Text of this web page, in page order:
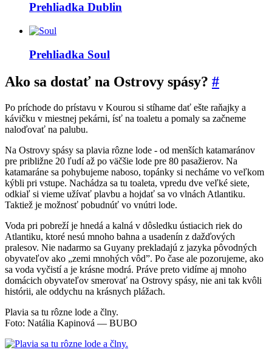
Prehliadka Dublin
Prehliadka Soul
Ako sa dostať na Ostrovy spásy? #
Po príchode do prístavu v Kourou si stíhame dať ešte raňajky a
kávičku v miestnej pekárni, ísť na toaletu a pomaly sa začneme
naloďovať na palubu.
Na Ostrovy spásy sa plavia rôzne lode - od menších katamaránov
pre približne 20 ľudí až po väčšie lode pre 80 pasažierov. Na
katamaráne sa pohybujeme naboso, topánky si necháme vo veľkom
kýbli pri vstupe. Nachádza sa tu toaleta, vpredu dve veľké siete,
odkiaľ si vieme užívať plavbu a hojdať sa vo vlnách Atlantiku.
Taktiež je možnosť pobudnúť vo vnútri lode.
Voda pri pobreží je hnedá a kalná v dôsledku ústiacich riek do
Atlantiku, ktoré nesú mnoho bahna a usadenín z dažďových
pralesov. Nie nadarmo sa Guyany prekladajú z jazyka pôvodných
obyvateľov ako „zemi mnohých vôd”. Po čase ale pozorujeme, ako
sa voda vyčistí a je krásne modrá. Práve preto vidíme aj mnoho
domácich obyvateľov smerovať na Ostrovy spásy, nie ani tak kvôli
histórii, ale oddychu na krásnych plážach.
Plavia sa tu rôzne lode a člny.
Foto: Natália Kapinová — BUBO